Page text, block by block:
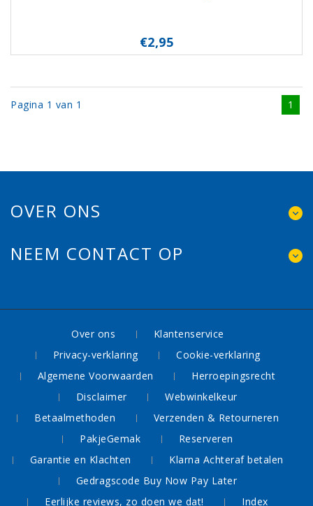
€2,95
Pagina 1 van 1 1
OVER ONS
NEEM CONTACT OP
Over ons
Klantenservice
Privacy-verklaring
Cookie-verklaring
Algemene Voorwaarden
Herroepingsrecht
Disclaimer
Webwinkelkeur
Betaalmethoden
Verzenden & Retourneren
PakjeGemak
Reserveren
Garantie en Klachten
Klarna Achteraf betalen
Gedragscode Buy Now Pay Later
Eerlijke reviews, zo doen we dat!
Index